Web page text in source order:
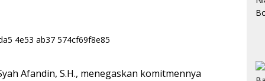
Afandin, S.H., menegaskan komitmennya